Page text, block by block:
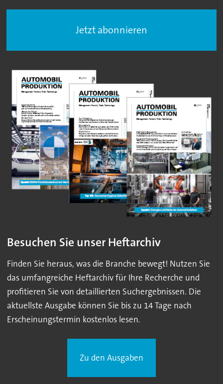
Jetzt abonnieren
Besuchen Sie unser Heftarchiv
Finden Sie heraus, was die Branche bewegt! Nutzen Sie
das umfangreiche Heftarchiv für Ihre Recherche und
profitieren Sie von detaillierten Suchergebnissen. Die
aktuellste Ausgabe können Sie bis zu 14 Tage nach
Erscheinungstermin kostenlos lesen.
Zu den Ausgaben